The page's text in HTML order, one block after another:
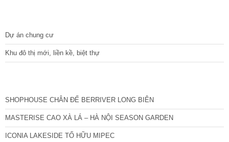
Dự án chung cư
Khu đô thị mới, liền kề, biệt thự
SHOPHOUSE CHÂN ĐẾ BERRIVER LONG BIÊN
MASTERISE CAO XÀ LÁ – HÀ NỘI SEASON GARDEN
ICONIA LAKESIDE TỐ HỮU MIPEC